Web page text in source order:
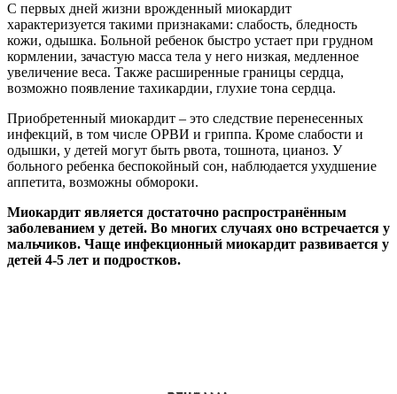
С первых дней жизни врожденный миокардит
характеризуется такими признаками: слабость, бледность
кожи, одышка. Больной ребенок быстро устает при грудном
кормлении, зачастую масса тела у него низкая, медленное
увеличение веса. Также расширенные границы сердца,
возможно появление тахикардии, глухие тона сердца.
Приобретенный миокардит – это следствие перенесенных
инфекций, в том числе ОРВИ и гриппа. Кроме слабости и
одышки, у детей могут быть рвота, тошнота, цианоз. У
больного ребенка беспокойный сон, наблюдается ухудшение
аппетита, возможны обмороки.
Миокардит является достаточно распространённым
заболеванием у детей. Во многих случаях оно встречается у
мальчиков. Чаще инфекционный миокардит развивается у
детей 4-5 лет и подростков.